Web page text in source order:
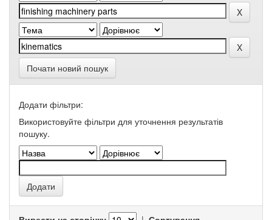
Почати новий пошук
Додати фільтри:
Використовуйте фільтри для уточнення результатів
пошуку.